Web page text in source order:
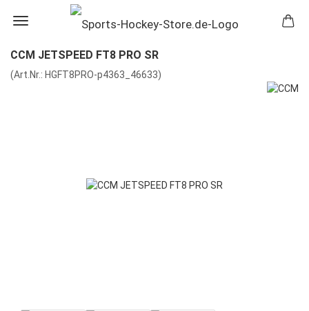
CCM JETSPEED FT8 PRO SR
(Art.Nr.: HGFT8PRO-p4363_46633)